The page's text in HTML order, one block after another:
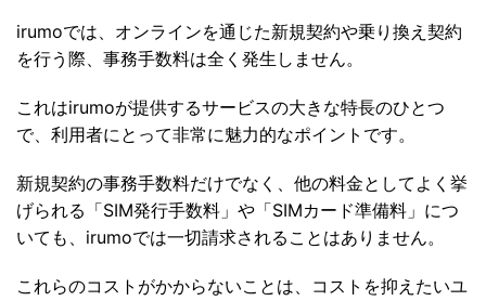
irumoでは、オンラインを通じた新規契約や乗り換え契約
を行う際、事務手数料は全く発生しません。
これはirumoが提供するサービスの大きな特長のひとつ
で、利用者にとって非常に魅力的なポイントです。
新規契約の事務手数料だけでなく、他の料金としてよく挙
げられる「SIM発行手数料」や「SIMカード準備料」につ
いても、irumoでは一切請求されることはありません。
これらのコストがかからないことは、コストを抑えたいユ